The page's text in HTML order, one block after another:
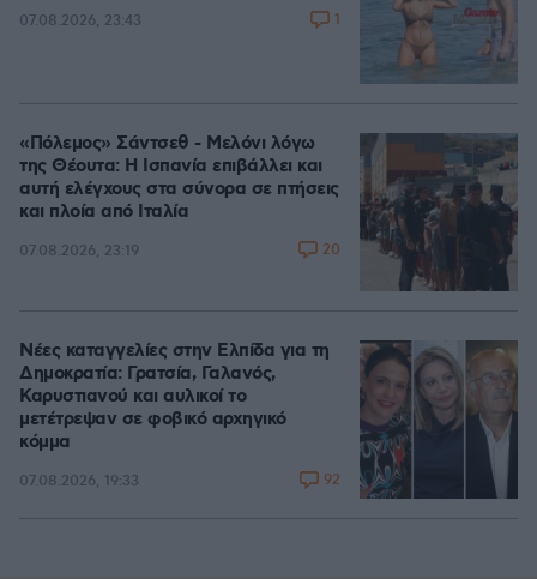
07.08.2026, 23:43 1
«Πόλεμος» Σάντσεθ - Μελόνι λόγω
της Θέουτα: Η Ισπανία επιβάλλει και
αυτή ελέγχους στα σύνορα σε πτήσεις
και πλοία από Ιταλία
07.08.2026, 23:19 20
Νέες καταγγελίες στην Ελπίδα για τη
Δημοκρατία: Γρατσία, Γαλανός,
Καρυστιανού και αυλικοί το
μετέτρεψαν σε φοβικό αρχηγικό
κόμμα
07.08.2026, 19:33 92